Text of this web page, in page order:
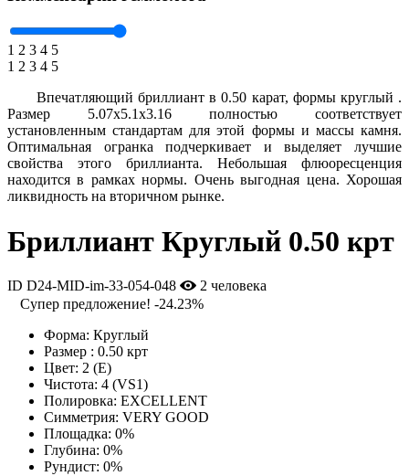
1 2 3 4 5
1 2 3 4 5
Впечатляющий бриллиант в 0.50 карат, формы круглый .
Размер 5.07x5.1x3.16 полностью соответствует
установленным стандартам для этой формы и массы камня.
Оптимальная огранка подчеркивает и выделяет лучшие
свойства этого бриллианта. Небольшая флюоресценция
находится в рамках нормы. Очень выгодная цена. Хорошая
ликвидность на вторичном рынке.
Бриллиант Круглый 0.50 крт
ID D24-MID-im-33-054-048
2 человека
Супер предложение! -24.23%
Форма: Круглый
Размер : 0.50 крт
Цвет: 2 (E)
Чистота: 4 (VS1)
Полировка: EXCELLENT
Симметрия: VERY GOOD
Площадка: 0%
Глубина: 0%
Рундист: 0%